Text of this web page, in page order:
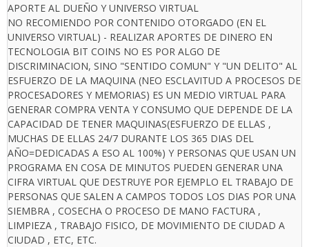
APORTE AL DUEÑO Y UNIVERSO VIRTUAL
NO RECOMIENDO POR CONTENIDO OTORGADO (EN EL
UNIVERSO VIRTUAL) - REALIZAR APORTES DE DINERO EN
TECNOLOGIA BIT COINS NO ES POR ALGO DE
DISCRIMINACION, SINO "SENTIDO COMUN" Y "UN DELITO" AL
ESFUERZO DE LA MAQUINA (NEO ESCLAVITUD A PROCESOS DE
PROCESADORES Y MEMORIAS) ES UN MEDIO VIRTUAL PARA
GENERAR COMPRA VENTA Y CONSUMO QUE DEPENDE DE LA
CAPACIDAD DE TENER MAQUINAS(ESFUERZO DE ELLAS ,
MUCHAS DE ELLAS 24/7 DURANTE LOS 365 DIAS DEL
AÑO=DEDICADAS A ESO AL 100%) Y PERSONAS QUE USAN UN
PROGRAMA EN COSA DE MINUTOS PUEDEN GENERAR UNA
CIFRA VIRTUAL QUE DESTRUYE POR EJEMPLO EL TRABAJO DE
PERSONAS QUE SALEN A CAMPOS TODOS LOS DIAS POR UNA
SIEMBRA , COSECHA O PROCESO DE MANO FACTURA ,
LIMPIEZA , TRABAJO FISICO, DE MOVIMIENTO DE CIUDAD A
CIUDAD , ETC, ETC.